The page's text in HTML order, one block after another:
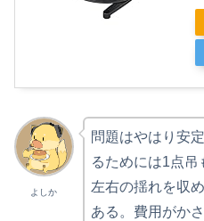
よしか
問題はやはり安
るためには1点
左右の揺れを収
ある。費用がか